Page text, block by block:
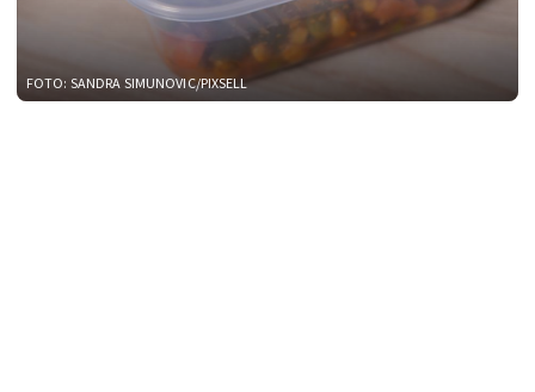
FOTO: SANDRA SIMUNOVIC/PIXSELL